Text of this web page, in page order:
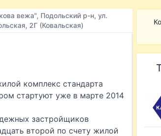
вежа", Подольский р-н, ул.
2Г (Ковальская)
комплекс стандарта
стартуют уже в марте 2014
застройщиков
второй по счету жилой